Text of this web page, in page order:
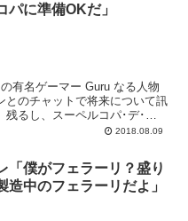
パに準備OKだ」
有名ゲーマー Guru なる人物
とのチャットで将来について訊
るし、スーペルコパ･デ･エ
」とコメントしています。
2018.08.09
「僕がフェラーリ？盛り
造中のフェラーリだよ」